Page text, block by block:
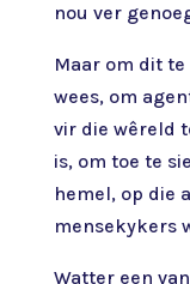
nou ver
Maar om dit
wees, om
vir die wêreld
is, om toe te
hemel, op die
mensekykers
Watter een